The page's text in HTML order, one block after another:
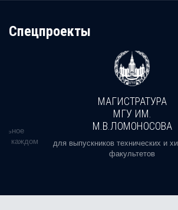
Cпецпроекты
в каждом
МАГИСТРАТУРА
МГУ ИМ.
М.В.ЛОМОНОСОВА
для выпускников технических и
факультетов